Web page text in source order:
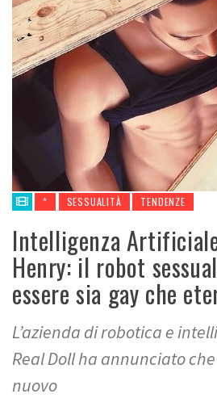
* SESSUALITÀ TENDENZE
Intelligenza
Henry: il robot
essere sia gay che
L’azienda di robotica e
Real Doll ha annunciato
nuovo